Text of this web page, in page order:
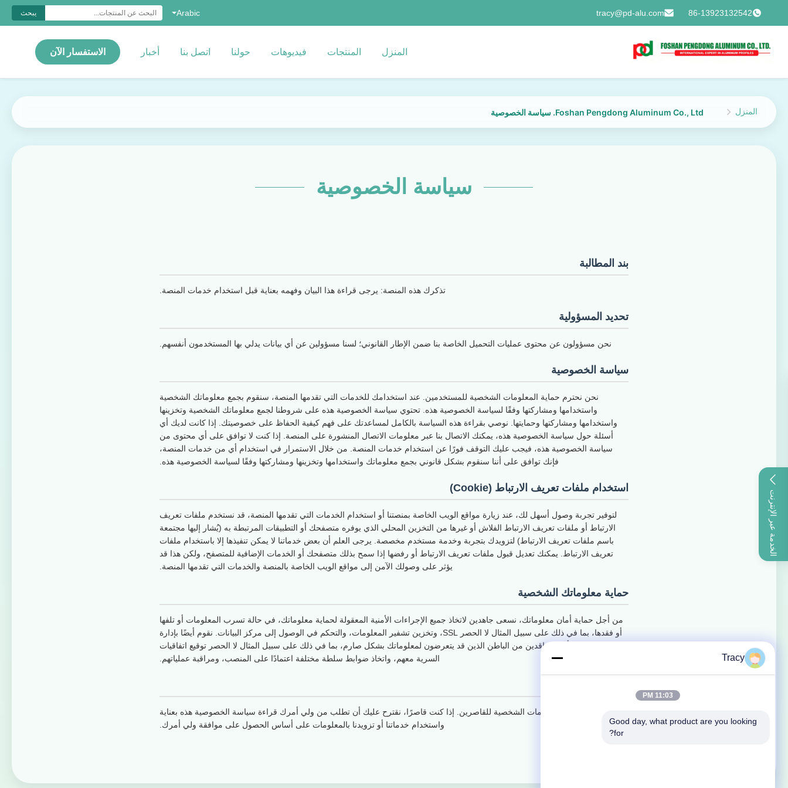
86-13923132542
tracy@pd-alu.com
Arabic يبحث
المنزل المنتجات فيديوهات حولنا اتصل بنا أخبار الاستفسار الآن
الخدمة عبر الإنترنت
المنزل Foshan Pengdong Aluminum Co., Ltd. سياسة الخصوصية
سياسة الخصوصية
بند المطالبة
تذكرك هذه المنصة: يرجى قراءة هذا البيان وفهمه بعناية قبل استخدام خدمات المنصة.
تحديد المسؤولية
نحن مسؤولون عن محتوى عمليات التحميل الخاصة بنا ضمن الإطار القانوني؛ لسنا مسؤولين عن أي بيانات يدلي بها المستخدمون أنفسهم.
سياسة الخصوصية
نحن نحترم حماية المعلومات الشخصية للمستخدمين. عند استخدامك للخدمات التي تقدمها المنصة، سنقوم بجمع معلوماتك الشخصية
واستخدامها ومشاركتها وفقًا لسياسة الخصوصية هذه. تحتوي سياسة الخصوصية هذه على شروطنا لجمع معلوماتك الشخصية وتخزينها
واستخدامها ومشاركتها وحمايتها. نوصي بقراءة هذه السياسة بالكامل لمساعدتك على فهم كيفية الحفاظ على خصوصيتك. إذا كانت لديك أي
أسئلة حول سياسة الخصوصية هذه، يمكنك الاتصال بنا عبر معلومات الاتصال المنشورة على المنصة. إذا كنت لا توافق على أي محتوى من
سياسة الخصوصية هذه، فيجب عليك التوقف فورًا عن استخدام خدمات المنصة. من خلال الاستمرار في استخدام أي من خدمات المنصة،
فإنك توافق على أننا سنقوم بشكل قانوني بجمع معلوماتك واستخدامها وتخزينها ومشاركتها وفقًا لسياسة الخصوصية هذه.
استخدام ملفات تعريف الارتباط (Cookie)
لتوفير تجربة وصول أسهل لك، عند زيارة مواقع الويب الخاصة بمنصتنا أو استخدام الخدمات التي تقدمها المنصة، قد نستخدم ملفات تعريف
الارتباط أو ملفات تعريف الارتباط الفلاش أو غيرها من التخزين المحلي الذي يوفره متصفحك أو التطبيقات المرتبطة به (يُشار إليها مجتمعة
باسم ملفات تعريف الارتباط) لتزويدك بتجربة وخدمة مستخدم مخصصة. يرجى العلم أن بعض خدماتنا لا يمكن تنفيذها إلا باستخدام ملفات
تعريف الارتباط. يمكنك تعديل قبول ملفات تعريف الارتباط أو رفضها إذا سمح بذلك متصفحك أو الخدمات الإضافية للمتصفح، ولكن هذا قد
يؤثر على وصولك الآمن إلى مواقع الويب الخاصة بالمنصة والخدمات التي تقدمها المنصة.
حماية معلوماتك الشخصية
من أجل حماية أمان معلوماتك، نسعى جاهدين لاتخاذ جميع الإجراءات الأمنية المعقولة لحماية معلوماتك، في حالة تسرب المعلومات أو تلفها
أو فقدها، بما في ذلك على سبيل المثال لا الحصر SSL، وتخزين تشفير المعلومات، والتحكم في الوصول إلى مركز البيانات. نقوم أيضًا بإدارة
الموظفين أو المتعاقدين من الباطن الذين قد يتعرضون لمعلوماتك بشكل صارم، بما في ذلك على سبيل المثال لا الحصر توقيع اتفاقيات
السرية معهم، واتخاذ ضوابط سلطة مختلفة اعتمادًا على المنصب، ومراقبة عملياتهم.
نولي أهمية لحماية المعلومات الشخصية للقاصرين. إذا كنت قاصرًا، نقترح عليك أن تطلب من ولي أمرك قراءة سياسة الخصوصية هذه بعناية
واستخدام خدماتنا أو تزويدنا بالمعلومات على أساس الحصول على موافقة ولي أمرك.
Tracy
11:03 PM
Good day, what product are you looking
for?